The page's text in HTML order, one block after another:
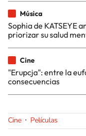
Música
Sophia de KATSEYE
priorizar su salud
Cine
"Erupcja": entre la
consecuencias
Cine Películas